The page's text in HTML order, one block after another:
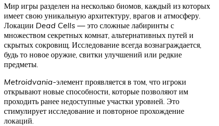
Мир игры разделен на несколько биомов, каждый из которых
имеет свою уникальную архитектуру, врагов и атмосферу.
Локации Dead Cells — это сложные лабиринты с
множеством секретных комнат, альтернативных путей и
скрытых сокровищ. Исследование всегда вознаграждается,
будь то новое оружие, свитки улучшений или редкие
предметы.
Metroidvania-элемент проявляется в том, что игроки
открывают новые способности, которые позволяют им
проходить ранее недоступные участки уровней. Это
стимулирует исследование и повторное прохождение
локаций.